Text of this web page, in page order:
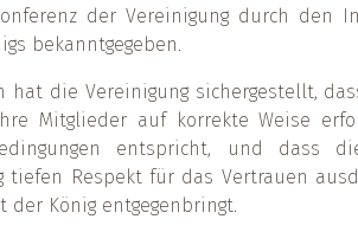
der Vereinigung durch den
bekanntgegeben.
hat die Vereinigung sichergestellt,
Mitglieder auf korrekte Weise
entspricht, und dass
tiefen Respekt für das Vertrauen
der König entgegenbringt.